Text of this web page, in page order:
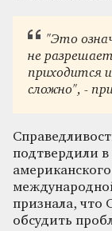
"Это
не
приходится
сложно", -
подтвердили
признала, что
обсудить